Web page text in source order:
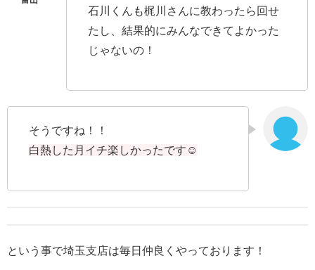
石川くんも梶川さんに教わったら回せ
たし、結果的にみんなできてよかった
じゃないの！
そうですね！！
白熱した月イチ楽しかったです☺
という事で埼玉支店は毎日仲良くやっております！